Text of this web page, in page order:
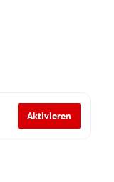
Aktivieren